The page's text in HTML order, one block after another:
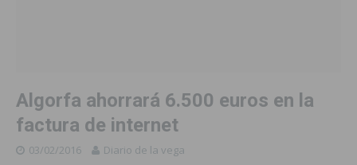
Algorfa ahorrará 6.500 euros en la
factura de internet
03/02/2016 Diario de la vega